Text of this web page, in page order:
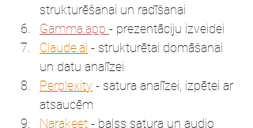
strukturēšanai un radīšanai
Gamma.app - prezentāciju izveidei
Claude.ai - strukturētai domāšanai
un datu analīzei
Perplexity - satura analīzei, izpētei ar
atsaucēm
Narakeet - balss satura un audio